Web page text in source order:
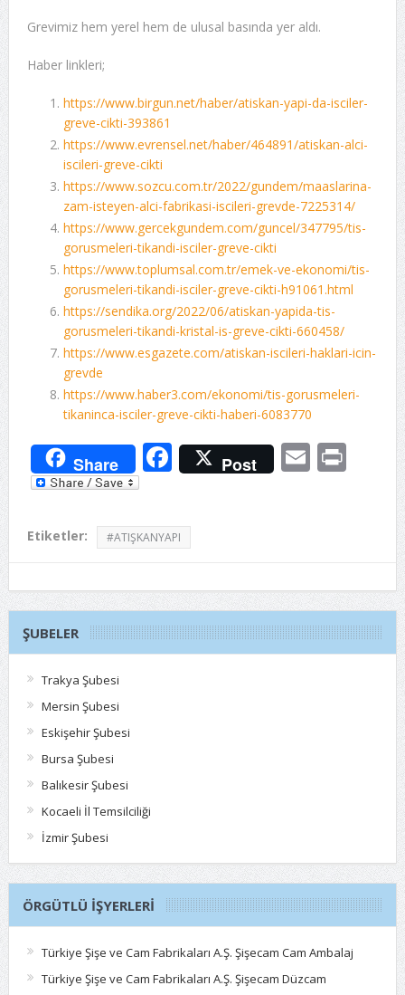
Grevimiz hem yerel hem de ulusal basında yer aldı.
Haber linkleri;
https://www.birgun.net/haber/atiskan-yapi-da-isciler-
greve-cikti-393861
https://www.evrensel.net/haber/464891/atiskan-alci-
iscileri-greve-cikti
https://www.sozcu.com.tr/2022/gundem/maaslarina-
zam-isteyen-alci-fabrikasi-iscileri-grevde-7225314/
https://www.gercekgundem.com/guncel/347795/tis-
gorusmeleri-tikandi-isciler-greve-cikti
https://www.toplumsal.com.tr/emek-ve-ekonomi/tis-
gorusmeleri-tikandi-isciler-greve-cikti-h91061.html
https://sendika.org/2022/06/atiskan-yapida-tis-
gorusmeleri-tikandi-kristal-is-greve-cikti-660458/
https://www.esgazete.com/atiskan-iscileri-haklari-icin-
grevde
https://www.haber3.com/ekonomi/tis-gorusmeleri-
tikaninca-isciler-greve-cikti-haberi-6083770
Share Facebook
Post Email
Etiketler: #ATIŞKANYAPI
ŞUBELER
Trakya Şubesi
Mersin Şubesi
Eskişehir Şubesi
Bursa Şubesi
Balıkesir Şubesi
Kocaeli İl Temsilciliği
İzmir Şubesi
ÖRGÜTLÜ İŞYERLERI
Türkiye Şişe ve Cam Fabrikaları A.Ş. Şişecam Cam Ambalaj
Türkiye Şişe ve Cam Fabrikaları A.Ş. Şişecam Düzcam